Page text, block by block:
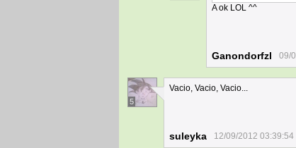
A ok LOL ^^
Ganondorfzl 09/
5
Vacio, Vacio, Vacio...
suleyka 12/09/2012 03:39:54